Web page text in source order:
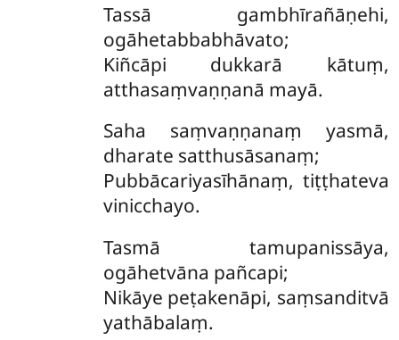
Tassā gambhīrañāṇehi,
ogāhetabbabhāvato;
Kiñcāpi dukkarā kātuṃ,
atthasaṃvaṇṇanā mayā.
Saha saṃvaṇṇanaṃ yasmā,
dharate satthusāsanaṃ;
Pubbācariyasīhānaṃ, tiṭṭhateva
vinicchayo.
Tasmā tamupanissāya,
ogāhetvāna pañcapi;
Nikāye peṭakenāpi, saṃsanditvā
yathābalaṃ.